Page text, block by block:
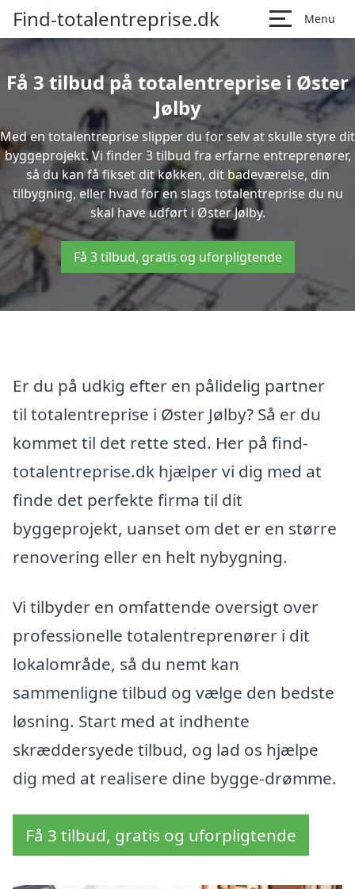
Find-totalentreprise.dk Menu
Få 3 tilbud på totalentreprise i Øster
Jølby
Med en totalentreprise slipper du for selv at skulle styre dit
byggeprojekt. Vi finder 3 tilbud fra erfarne entreprenører,
så du kan få fikset dit køkken, dit badeværelse, din
tilbygning, eller hvad for en slags totalentreprise du nu
skal have udført i Øster Jølby.
Få 3 tilbud, gratis og uforpligtende
Er du på udkig efter en pålidelig partner
til totalentreprise i Øster Jølby? Så er du
kommet til det rette sted. Her på find-
totalentreprise.dk hjælper vi dig med at
finde det perfekte firma til dit
byggeprojekt, uanset om det er en større
renovering eller en helt nybygning.
Vi tilbyder en omfattende oversigt over
professionelle totalentreprenører i dit
lokalområde, så du nemt kan
sammenligne tilbud og vælge den bedste
løsning. Start med at indhente
skræddersyede tilbud, og lad os hjælpe
dig med at realisere dine bygge-drømme.
Få 3 tilbud, gratis og uforpligtende